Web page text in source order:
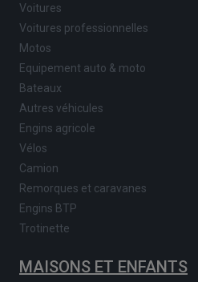
Voitures
Voitures professionnelles
Motos
Equipement auto & moto
Bateaux
Autres véhicules
Engins agricole
Vélos
Camion
Remorques et caravanes
Engins BTP
Trotinette
MAISONS ET ENFANTS